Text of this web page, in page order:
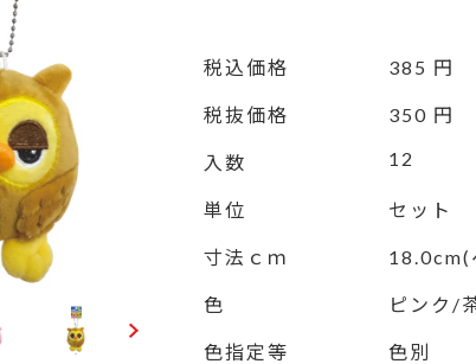
税込価格 385 円
税抜価格 350 円
入数 12
単位 セット
寸法ｃｍ 18.0cm(
色 ピンク/
色指定等 色別